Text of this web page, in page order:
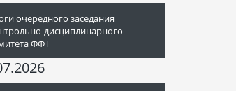
очередного заседания
дисциплинарного
ФФТ